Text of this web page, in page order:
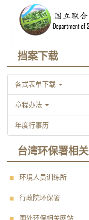
区
挡案下载
各式表单下载
章程办法
年度行事历
台湾环保署相
环境人员训练所
行政院环保署
国外环保相关网站